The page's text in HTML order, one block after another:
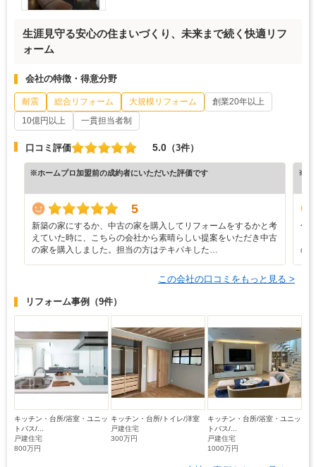
生涯見守る安心の住まいづくり、未来まで続く快適リフ
ォーム
会社の特徴・得意分野
耐震 総合リフォーム 大規模リフォーム
創業20年以上
10億円以上
一貫担当者制
口コミ評価 5.0 （3件）
※ホームプロ加盟前の成約者にいただいた評価です
5
新築の家にするか、中古の家を購入してリフォームをするかと考
えていた時に、こちらの会社から素晴らしい提案をいただき中古
の家を購入しました。担当の方はテキパキした…
※ホ
住
の
この会社の口コミをもっと見る >
リフォーム事例 （9件）
キッチン・台所/浴室・ユニッ
トバス/...
戸建住宅
800万円
キッチン・台所/トイレ/洋室
戸建住宅
300万円
キッチン・台所/浴室・ユニッ
トバス/...
戸建住宅
1000万円